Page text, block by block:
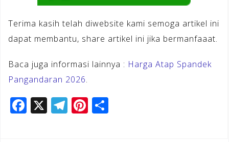
Terima kasih telah diwebsite kami semoga artikel ini
dapat membantu, share artikel ini jika bermanfaaat.
Baca juga informasi lainnya : Harga Atap Spandek
Pangandaran 2026.
F X T Pi